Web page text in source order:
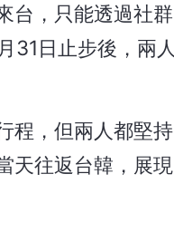
台，只能透過社群
31日止步後，兩人
程，但兩人都堅持
天往返台韓，展現